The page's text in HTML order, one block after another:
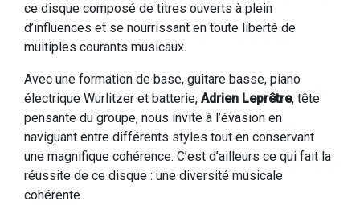
ce disque composé de titres ouverts à plein
d’influences et se nourrissant en toute liberté de
multiples courants musicaux.
Avec une formation de base, guitare basse, piano
électrique Wurlitzer et batterie, Adrien Leprêtre, tête
pensante du groupe, nous invite à l’évasion en
naviguant entre différents styles tout en conservant
une magnifique cohérence. C’est d’ailleurs ce qui fait la
réussite de ce disque : une diversité musicale
cohérente.